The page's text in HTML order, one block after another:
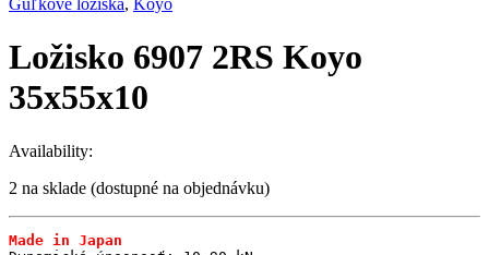
Guľkové ložiská, Koyo
Ložisko 6907 2RS Koyo
35x55x10
Availability:
2 na sklade (dostupné na objednávku)
Made in Japan